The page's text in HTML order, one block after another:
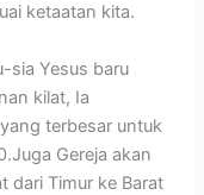
ketaatan kita.
sia Yesus baru
kilat, Ia
terbesar untuk
Gereja akan
dari Timur ke Barat